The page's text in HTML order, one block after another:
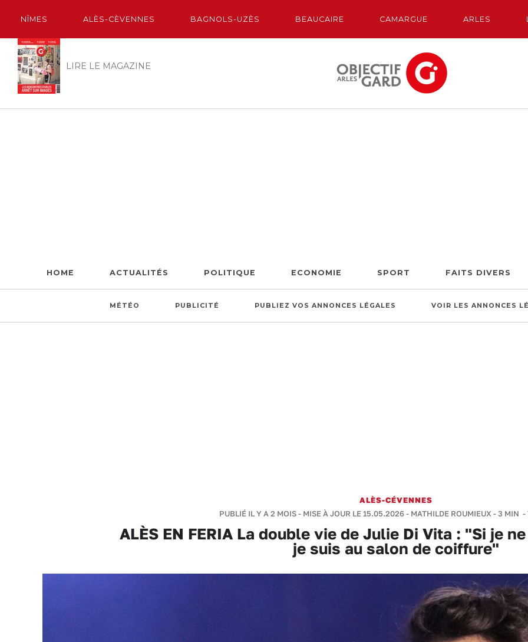
NÎMES ALÈS-CÈVENNES BAGNOLS-UZÈS BEAUCAIRE CAMARGUE ARLES
LIRE LE MAGAZINE
HOME ACTUALITÉS POLITIQUE ECONOMIE SPORT FAITS DIVERS
MÉTÉO PUBLICITÉ PUBLIEZ VOS ANNONCES LÉGALES VOIR LES ANNONCES
ALÈS-CÉVENNES
PUBLIÉ IL Y A 2 MOIS - MISE À JOUR LE 15.05.2026 - MATHILDE ROUMIEUX -3 MIN -
ALÈS EN FERIA La double vie de Julie Di Vita : "Si je
je suis au salon de coiffure"